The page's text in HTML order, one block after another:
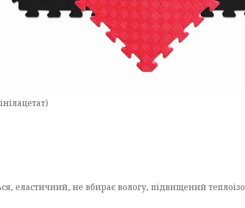
еластичний, не вбирає вологу, підвищений